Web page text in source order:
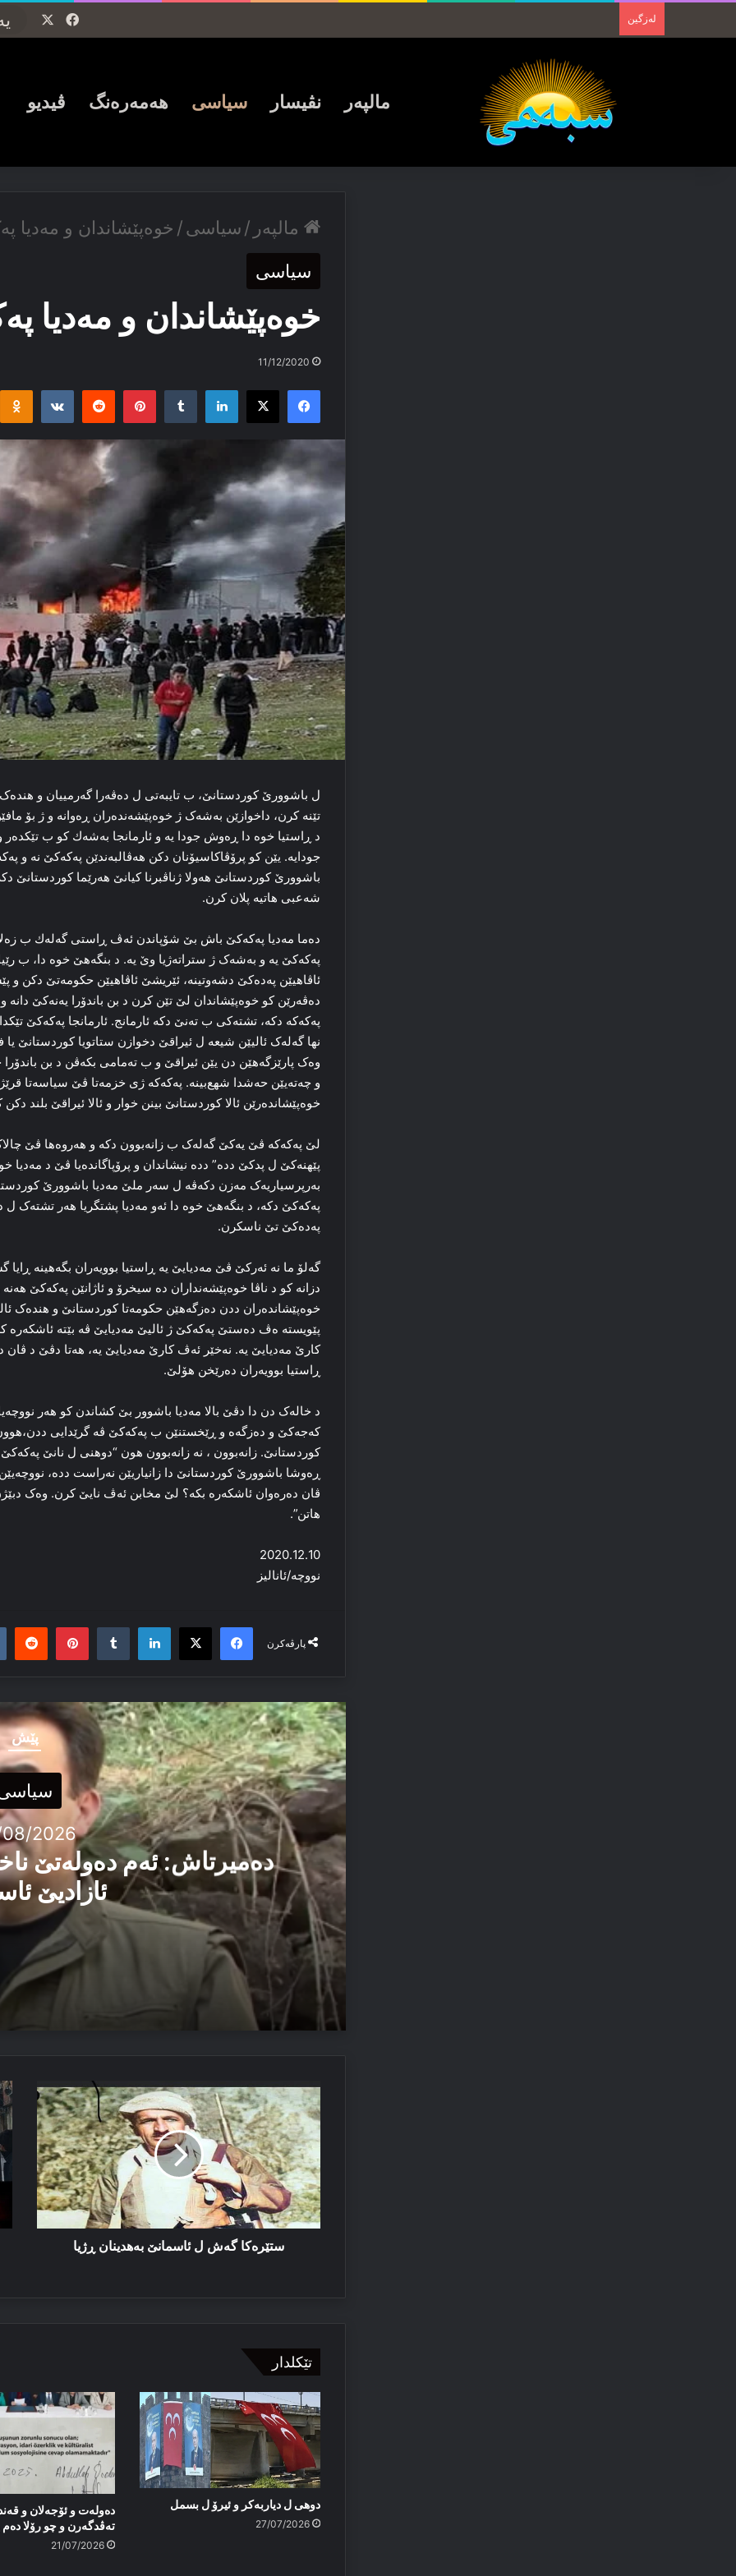
لەزگین Facebook
مالپەر نڤیسار سیاسی ھەمەرەنگ ڤیدیو
مالپەر /سیاسی/ خوەپێشاندان و مەدیا
سیاسی
خوەپێشاندان و مەدیا
11/12/2020
Facebook
X
LinkedIn
Tumblr
Pinterest
Reddit
ل باشوورێ کوردستانێ، ب تایبه‌تی ل ده‌ڤه‌را گه‌رمییان و هنده‌ک
تێنه‌ کرن، داخوازێن به‌شه‌ک ژ خوه‌پێشه‌نده‌ران ڕه‌وانە و ژ بۆ
د ڕاستیا خوه‌ دا ڕه‌وش جودا یه‌ و ئارمانجا بەشەك كو ب تێكدەر
جودایه‌. یێن کو پرۆڤاکاسیۆنان دکن هه‌ڤالبه‌ندێن پەکەکێ نه‌ و
باشوورێ كوردستانێ ھەولا ژناڤبرنا كیانێ ھەرێما كوردستانێ
شەعبی ھاتیە پلان كرن.
ده‌ما مه‌دیا پەکەکێ باش بێ شۆپاندن ئه‌ڤ ڕاستی گەلەك ب
پەکەکێ یە و به‌شه‌ک ژ ستراته‌ژیا وێ یه‌. د بنگه‌هێ خوه‌ دا، ب
ئاڤاهیێن پەدەکێ دشه‌وتینە، ئێریشێ ئاڤاهیێن حکومه‌تێ دکن و
ده‌ڤه‌رێن کو خوه‌پێشاندان لێ تێن کرن د بن باندۆرا یەنەکێ
پەکەکە دکه‌، تشته‌کی ب ته‌نێ دکه‌ ئارمانج. ئارمانجا پەکەکێ
نها گه‌له‌ک ئالیێن شیعه‌ ل ئیراقێ دخوازن ستاتویا کوردستانێ
وه‌ک پارێزگه‌هێن دن یێن ئیراقێ و ب ته‌مامی بکه‌ڤن د بن
و چه‌ته‌یێن حه‌شدا شهع‌بینه‌. پەکەکە ژی خزمه‌تا ڤێ سیاسه‌تا قرێژ
خوه‌پێشانده‌رێن ئالا کوردستانێ بینن خوار و ئالا ئیراقێ بلند
لێ پەکەکە ڤێ یه‌کێ گه‌له‌ک ب زانه‌بوون دکه‌ و هه‌روه‌ها ڤێ
پێھنەكێ ل پدکێ دده‌” دده‌ نیشاندان و پرۆپاگانده‌یا ڤێ د
به‌رپرسیاریه‌ک مه‌زن دکه‌ڤه‌ ل سه‌ر ملێ مه‌دیا باشوورێ
پەکەکێ دکه‌، د بنگه‌هێ خوه‌ دا ئه‌و مه‌دیا پشتگریا هه‌ر تشته‌ک
پەدەكێ تێ ناسكرن.
گه‌لۆ ما نه‌ ئه‌رکێ ڤێ مه‌دیایێ یه‌ ڕاستیا بوویه‌ران بگەهینه‌
دزانە کو د ناڤا خوه‌پێشه‌نداران ده‌ سیخرۆ و ئاژانێن پەكەكێ
خوه‌پێشاندەران ددن ده‌زگه‌هێن حکومه‌تا کوردستانێ و هنده‌ک
پێویستە ەڤ دەستێ پەكەكێ ژ ئالیێ مه‌دیایێ ڤه‌ بێته‌
کارێ مەدیایێ یه‌. نه‌خێر ئه‌ڤ کارێ مه‌دیایێ یه‌، هه‌تا دڤێ د
ڕاستیا بوویه‌ران ده‌رێخن هۆلێ.
د خاله‌ک دن دا دڤێ بالا مه‌دیا باشوور بێ کشاندن كو هه‌ر
کەجەکێ و ده‌زگه‌ه و ڕێخستنێن ب پەکەکێ ڤه‌ گرێدایی
کوردستانێ. زانه‌بوون ، نه‌ زانه‌بوون هون “دوهنی ل نانێ
ڕه‌وشا باشوورێ کوردستانێ دا‌ زانیاریێن نەراست دده‌،
ڤان ده‌ره‌وان ئا‌شکه‌ره‌ بکه‌؟ لێ مخابن ئه‌ڤ نایێ کرن. وه‌ک
هاتن”.
2020.12.10
نووچه‌/ئانالیز
پارڤەکرن
Facebook
X
LinkedIn
Tumblr
پێش
2026
دەمیرتاش: ئەم دەولەتێ
ئازادیێ
06/08/2026
دەمیرتاش: ئەم دەولەتێ ناخوازن دەولەت ل پێشییا
پەیاما سەرۆک نێچیرڤان بارزانی د سالڤەگەرا
ستێرەكا
گەش
ل
ئاسمانێ
بەھدینان
ڕژیا
ستێرەكا گەش ل ئاسمانێ بەھدینان ڕژیا
ل
ل
تێکلدار
دوهی ل دیاربەکر و ئیرۆ ل بسمل
27/07/2026
دەولەت و ئۆجەلان و
تەڤدگەرن و چو رۆلا دەم
21/07/2026